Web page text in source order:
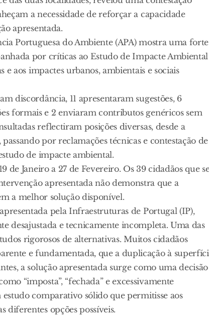
a necessidade de reforçar a capacidade
apresentada.
Portuguesa do Ambiente (APA) mostra uma forte
por críticas ao Estudo de Impacte Ambiental
aos impactes urbanos, ambientais e sociais
discordância, 11 apresentaram sugestões, 6
formais e 2 enviaram contributos genéricos sem
reflectiram posições diversas, desde a
por reclamações técnicas e contestação de
de impacte ambiental.
Janeiro a 27 de Fevereiro. Os 39 cidadãos que
apresentada não demonstra que a
a melhor solução disponível.
pela Infraestruturas de Portugal (IP),
desajustada e tecnicamente incompleta. Uma das
rigorosos de alternativas. Muitos cidadãos
e fundamentada, que a duplicação à
a solução apresentada surge como uma decisão
“imposta”, “fechada” e excessivamente
comparativo sólido que permitisse aos
diferentes opções possíveis.